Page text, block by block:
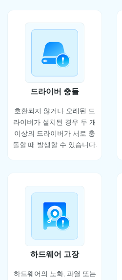
드라이버 충돌
호환되지 않거나 오래된 드
라이버가 설치된 경우 두 개
이상의 드라이버가 서로 충
돌할 때 발생할 수 있습니다.
하드웨어 고장
하드웨어의 노화, 과열 또는